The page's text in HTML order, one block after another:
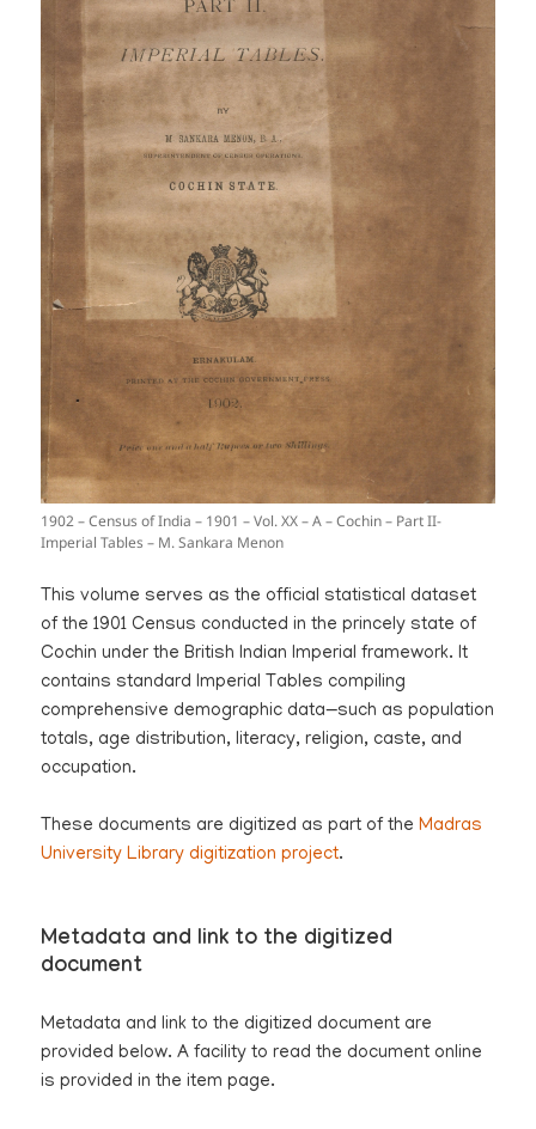
1902 – Census of India – 1901 – Vol. XX – A – Cochin – Part II-
Imperial Tables – M. Sankara Menon
This volume serves as the official statistical dataset
of the 1901 Census conducted in the princely state of
Cochin under the British Indian Imperial framework. It
contains standard Imperial Tables compiling
comprehensive demographic data—such as population
totals, age distribution, literacy, religion, caste, and
occupation.
These documents are digitized as part of theMadras
University Library digitization project.
Metadata and link to the digitized
document
Metadata and link to the digitized document are
provided below. A facility to read the document online
is provided in the item page.